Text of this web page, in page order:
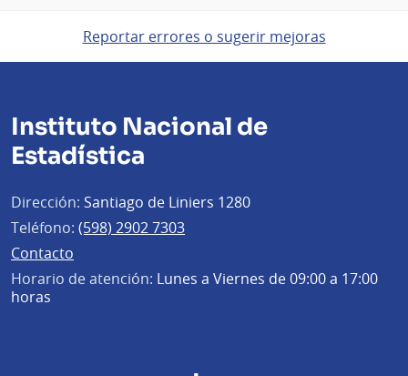
Reportar errores o sugerir mejoras
Instituto Nacional de
Estadística
Dirección: Santiago de Liniers 1280
Teléfono: (598) 2902 7303
Contacto
Horario de atención: Lunes a Viernes de 09:00 a 17:00
horas